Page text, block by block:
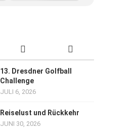
13. Dresdner Golfball
Challenge
JULI 6, 2026
Reiselust und Rückkehr
JUNI 30, 2026